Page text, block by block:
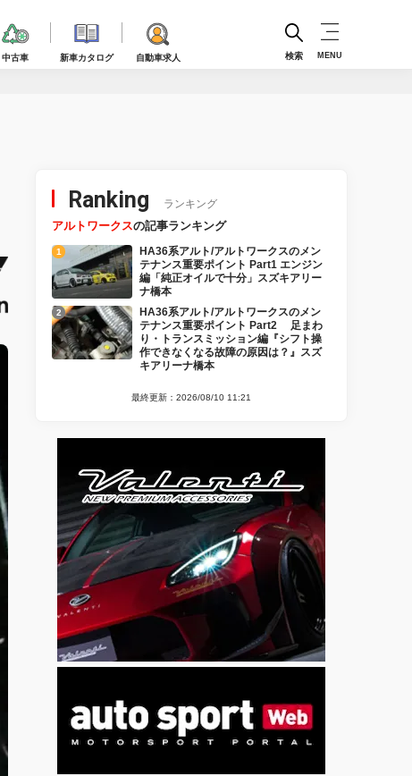
中古車 新車カタログ 自動車求人 検索 MENU
Ranking ランキング
アルトワークスの記事ランキング
HA36系アルト/アルトワークスのメン
テナンス重要ポイント Part1 エンジン
編「純正オイルで十分」スズキアリー
ナ橋本
HA36系アルト/アルトワークスのメン
テナンス重要ポイント Part2 足まわ
り・トランスミッション編『シフト操
作できなくなる故障の原因は？』スズ
キアリーナ橋本
最終更新：2026/08/10 11:21